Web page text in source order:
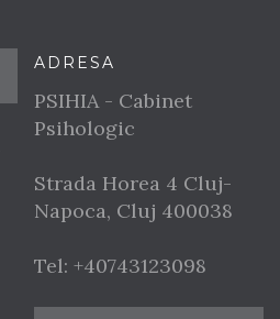
ADRESA
PSIHIA - Cabinet
Psihologic
Strada Horea 4 Cluj-
Napoca, Cluj 400038
Tel: +40743123098